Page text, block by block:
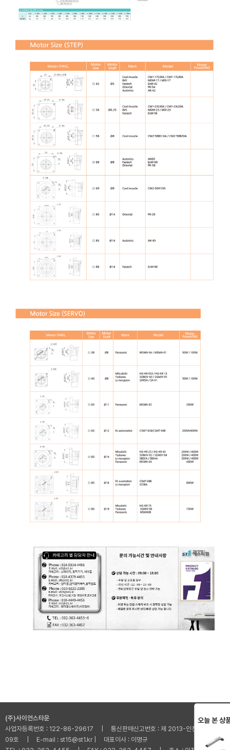
(주)사이언스타운
사업자등록번호 : 122-86-29617 | 통신판매신고번호 : 제 2013-인천부평-001
09호 | E-mail : st15@st1.kr | 대표이사 : 이명규
오늘 본 상